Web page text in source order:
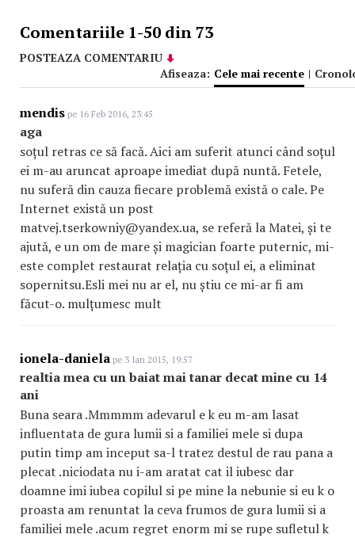
Comentariile 1-50 din 73
POSTEAZA COMENTARIU
Afiseaza: Cele mai recente |
mendis pe 16 Feb 2016, 23:45
aga
soțul retras ce să facă. Aici am suferit atunci când soțul
ei m-au aruncat aproape imediat după nuntă. Fetele,
nu suferă din cauza fiecare problemă există o cale. Pe
Internet există un post
matvej.tserkowniy@yandex.ua, se referă la Matei, și te
ajută, e un om de mare și magician foarte puternic, mi-
este complet restaurat relația cu soțul ei, a eliminat
sopernitsu.Esli mei nu ar el, nu știu ce mi-ar fi am
făcut-o. mulțumesc mult
ionela-daniela pe 3 Ian 2015, 19:57
realtia mea cu un baiat mai tanar decat mine cu 14
ani
Buna seara .Mmmmm adevarul e k eu m-am lasat
influentata de gura lumii si a familiei mele si dupa
putin timp am inceput sa-l tratez destul de rau pana a
plecat .niciodata nu i-am aratat cat il iubesc dar
doamne imi iubea copilul si pe mine la nebunie si eu k o
proasta am renuntat la ceva frumos de gura lumii si a
familiei mele .acum regret enorm mi se rupe sufletul k